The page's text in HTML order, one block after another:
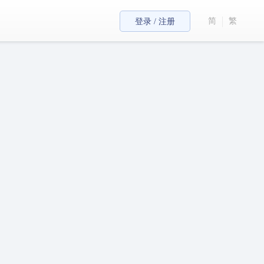
登录 / 注册 简 繁